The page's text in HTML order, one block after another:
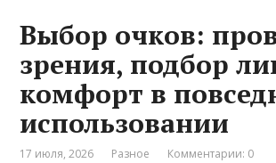
Выбор очков:
зрения, подбор
комфорт в
использовании
17 июля, 2026 Разное Комментарии: 0